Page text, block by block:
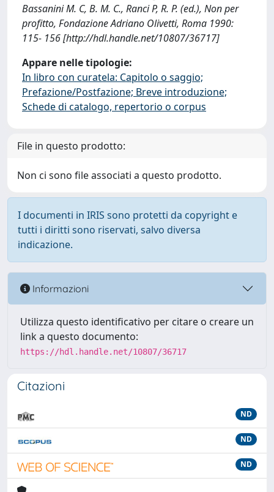
Bassanini M. C, B. M. C., Ranci P, R. P. (ed.), Non per
profitto, Fondazione Adriano Olivetti, Roma 1990:
115- 156 [http://hdl.handle.net/10807/36717]
Appare nelle tipologie:
In libro con curatela: Capitolo o saggio;
Prefazione/Postfazione; Breve introduzione;
Schede di catalogo, repertorio o corpus
File in questo prodotto:
Non ci sono file associati a questo prodotto.
I documenti in IRIS sono protetti da copyright e
tutti i diritti sono riservati, salvo diversa
indicazione.
Informazioni
Utilizza questo identificativo per citare o creare un
link a questo documento:
https://hdl.handle.net/10807/36717
Citazioni
ND
ND
ND